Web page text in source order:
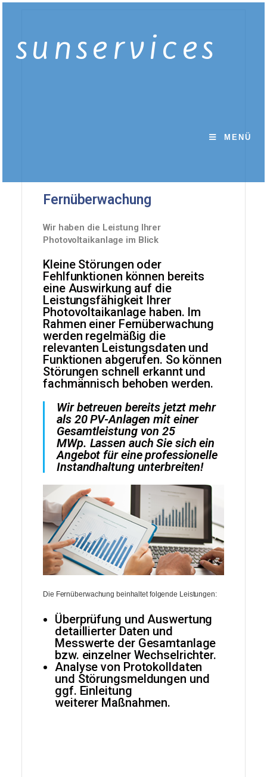
sunservices
MENÜ
Fernüberwachung
Wir haben die Leistung Ihrer
Photovoltaikanlage im Blick
Kleine Störungen oder
Fehlfunktionen können bereits
eine Auswirkung auf die
Leistungsfähigkeit Ihrer
Photovoltaikanlage haben. Im
Rahmen einer Fernüberwachung
werden regelmäßig die
relevanten Leistungsdaten und
Funktionen abgerufen. So können
Störungen schnell erkannt und
fachmännisch behoben werden.
Wir betreuen bereits jetzt mehr
als 20 PV-Anlagen mit einer
Gesamtleistung von 25
MWp. Lassen auch Sie sich ein
Angebot für eine professionelle
Instandhaltung unterbreiten!
Die Fernüberwachung beinhaltet folgende Leistungen:
Überprüfung und Auswertung
detaillierter Daten und
Messwerte der Gesamtanlage
bzw. einzelner Wechselrichter.
Analyse von Protokolldaten
und Störungsmeldungen und
ggf. Einleitung
weiterer Maßnahmen.